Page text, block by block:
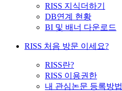
RISS 지식더하기
DB연계 현황
BI 및 배너 다운로드
RISS 처음 방문 이세요?
RISS란?
RISS 이용권한
내 관심논문 등록방법